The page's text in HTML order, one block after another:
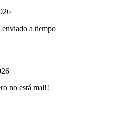
enviado a tiempo
no está mal!!